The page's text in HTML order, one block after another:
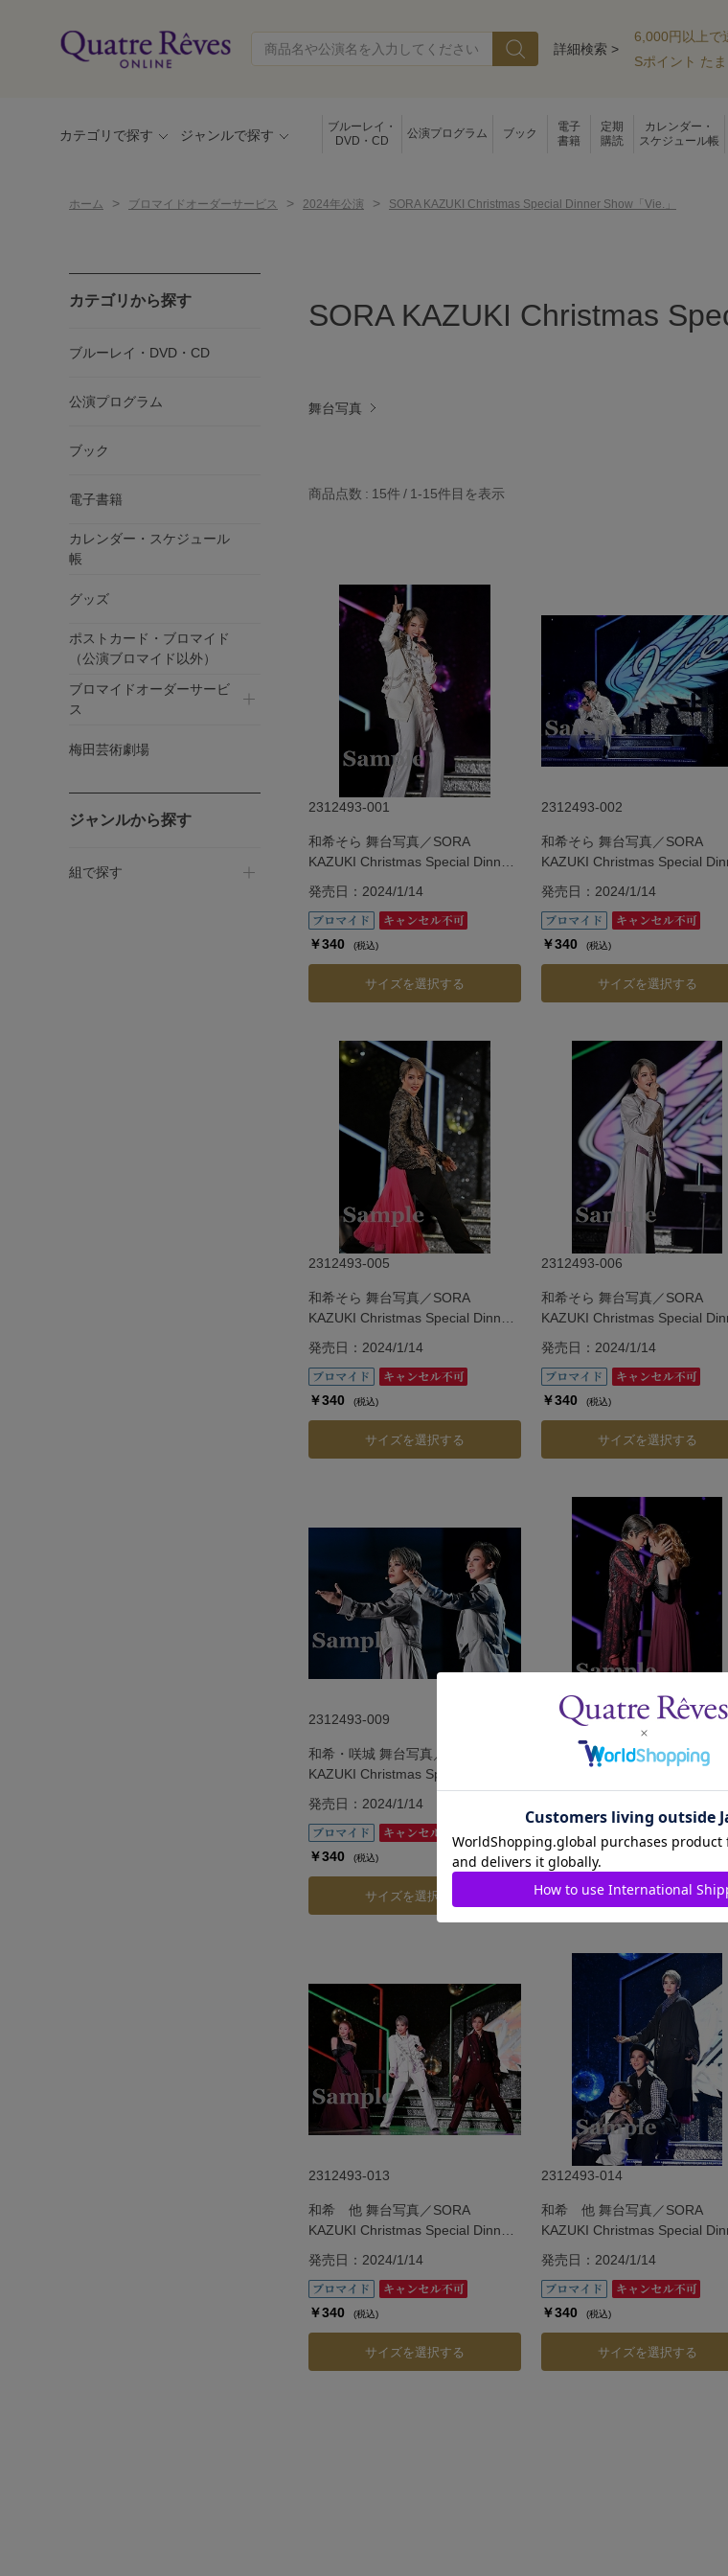
詳細検索 >
6,000円以上で
Sポイント た
カテゴリで探す ジャンルで探す
ブルーレイ・
DVD・CD
公演プログラム ブック
電子
書籍
定期
購読
カレンダー・
スケジュール帳
ホーム > ブロマイドオーダーサービス > 2024年公演 > SORA KAZUKI Christmas Special Dinner Show「Vie.」
カテゴリから探す
ブルーレイ・DVD・CD
公演プログラム
ブック
電子書籍
カレンダー・スケジュール
帳
グッズ
ポストカード・ブロマイド
（公演ブロマイド以外）
ブロマイドオーダーサービ
ス
梅田芸術劇場
ジャンルから探す
組で探す
SORA KAZUKI Christmas
舞台写真
商品点数 15件 1-15件目を表示
2312493-001
和希そら 舞台写真／SORA
KAZUKI Christmas Special Dinner
Show「Vie.」
発売日：2024/1/14
￥340 (税込)
サイズを選択する
2312493-002
和希そら 舞台写真／SORA
KAZUKI Christmas Special
Show「Vie.」
発売日：2024/1/14
￥340 (税込)
サイズを選択する
2312493-005
和希そら 舞台写真／SORA
KAZUKI Christmas Special Dinner
Show「Vie.」
発売日：2024/1/14
￥340 (税込)
サイズを選択する
2312493-006
和希そら 舞台写真／SORA
KAZUKI Christmas Special
Show「Vie.」
発売日：2024/1/14
￥340 (税込)
サイズを選択する
2312493-009
和希・咲城 舞台写真／SORA
KAZUKI Christmas Special Dinner
Show「Vie.」
発売日：2024/1/14
￥340 (税込)
サイズを選択する
2312493-010
和希・華純 舞台写真／SORA
Show「Vie.」
￥340 (税込)
サイズを選択する
2312493-013
和希 他 舞台写真／SORA
KAZUKI Christmas Special Dinner
Show「Vie.」
発売日：2024/1/14
￥340 (税込)
サイズを選択する
2312493-014
和希 他 舞台写真／SORA
KAZUKI Christmas Special
Show「Vie.」
発売日：2024/1/14
￥340 (税込)
サイズを選択する